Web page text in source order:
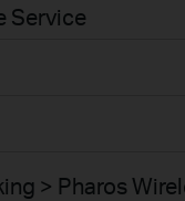
Service
> Pharos